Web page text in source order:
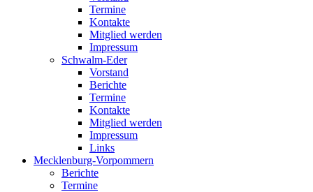
Termine
Kontakte
Mitglied werden
Impressum
Schwalm-Eder
Vorstand
Berichte
Termine
Kontakte
Mitglied werden
Impressum
Links
Mecklenburg-Vorpommern
Berichte
Termine